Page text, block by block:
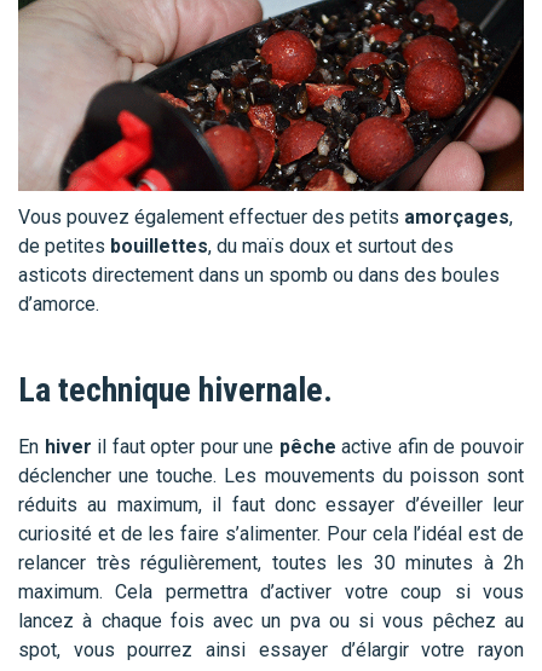
Vous pouvez également effectuer des petits amorçages,
de petites bouillettes, du maïs doux et surtout des
asticots directement dans un spomb ou dans des boules
d’amorce.
La technique hivernale.
En hiver il faut opter pour une pêche active afin de pouvoir
déclencher une touche. Les mouvements du poisson sont
réduits au maximum, il faut donc essayer d’éveiller leur
curiosité et de les faire s’alimenter. Pour cela l’idéal est de
relancer très régulièrement, toutes les 30 minutes à 2h
maximum. Cela permettra d’activer votre coup si vous
lancez à chaque fois avec un pva ou si vous pêchez au
spot, vous pourrez ainsi essayer d’élargir votre rayon